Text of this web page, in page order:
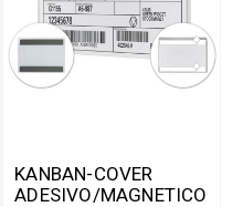
KANBAN-COVER
ADESIVO/MAGNETICO